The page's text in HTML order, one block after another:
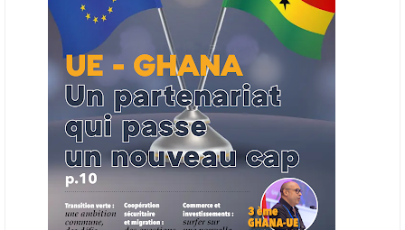
l’énergie.
06/06/26 AFRICA FINANCE CORPORATION
Cette semaine, Africa Finance Corporation (AFC) a annoncé avoir
bouclé un prêt syndiqué de 2 milliards de dollars, la plus importante
levée de son histoire. Initialement calibrée à 1,6 milliard, l'opération a
été relevée de 400 millions face à l'afflux des souscriptions de
banques internationales. Plus du tiers des fonds proviennent
d'institutions financières asiatiques, à parts égales avec l'Europe.
L'Asie-Pacifique et l'Europe pèsent chacune 35 % du tour de table,
devant le Moyen-Orient (25 %) et l'Afrique (5 %), selon le communiqué
de l'institution panafricaine, qui compte 48 pays membres.